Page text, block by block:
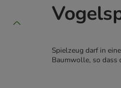
Spielzeug darf in
Baumwolle, so dass